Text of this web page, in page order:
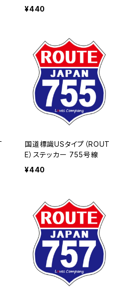
¥440
国道標識USタイプ（ROUT
E）ステッカー 755号線
¥440